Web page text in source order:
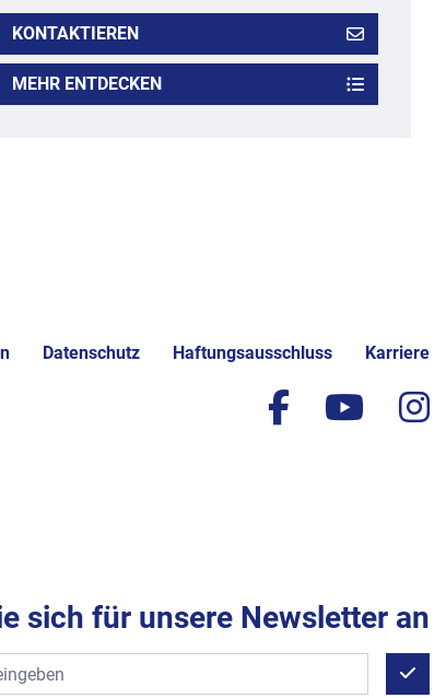
KONTAKTIEREN
MEHR ENTDECKEN
Datenschutz Haftungsausschluss Karriere
facebook
sich für unsere Newsletter an